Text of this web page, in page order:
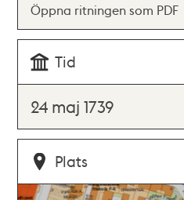
Öppna ritningen som PDF
Tid
24 maj 1739
Plats